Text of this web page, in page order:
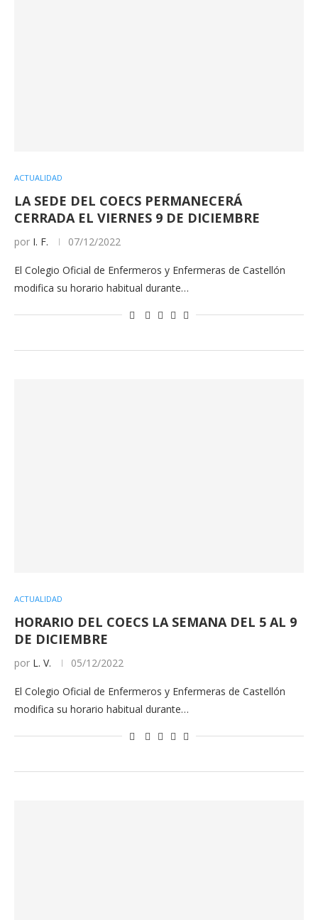
ACTUALIDAD
LA SEDE DEL COECS PERMANECERÁ
CERRADA EL VIERNES 9 DE DICIEMBRE
por I. F. 07/12/2022
El Colegio Oficial de Enfermeros y Enfermeras de Castellón
modifica su horario habitual durante…
ACTUALIDAD
HORARIO DEL COECS LA SEMANA DEL 5 AL 9
DE DICIEMBRE
por L. V. 05/12/2022
El Colegio Oficial de Enfermeros y Enfermeras de Castellón
modifica su horario habitual durante…